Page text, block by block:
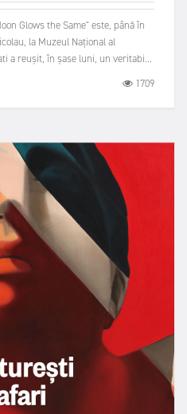
Glows the Same" este, până în
la Muzeul Național al
a reușit, în șase luni, un veritabi...
1709